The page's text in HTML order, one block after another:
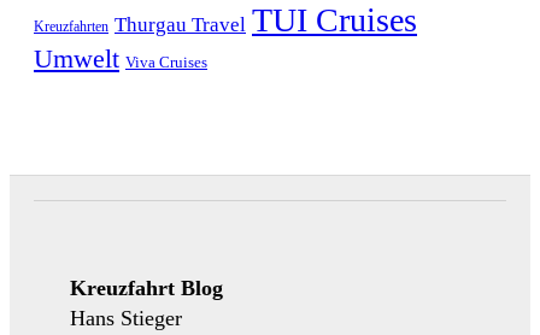
Kreuzfahrten Thurgau Travel TUI Cruises
Umwelt Viva Cruises
Kreuzfahrt Blog
Hans Stieger